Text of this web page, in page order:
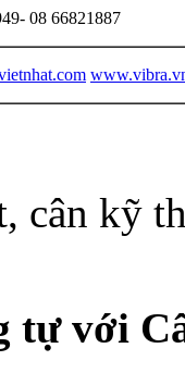
08 66821887
cân kỹ
tự với